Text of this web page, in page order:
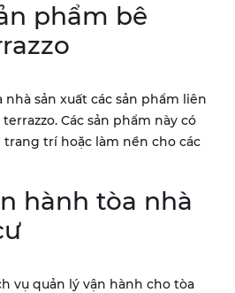
phẩm bê
nhà sản xuất các sản phẩm liên
Các sản phẩm này có
trí hoặc làm nền cho các
hành tòa nhà
vụ quản lý vận hành cho tòa